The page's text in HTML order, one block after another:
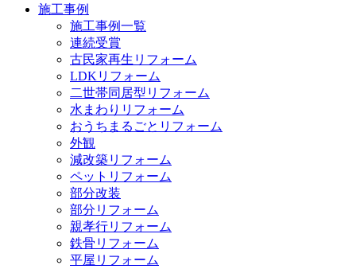
施工事例
施工事例一覧
連続受賞
古民家再生リフォーム
LDKリフォーム
二世帯同居型リフォーム
水まわりリフォーム
おうちまるごとリフォーム
外観
減改築リフォーム
ペットリフォーム
部分改装
部分リフォーム
親孝行リフォーム
鉄骨リフォーム
平屋リフォーム